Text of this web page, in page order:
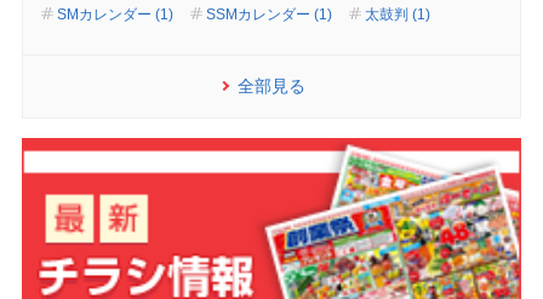
SMカレンダー (1)
SSMカレンダー (1) 太鼓判 (1)
全部見る